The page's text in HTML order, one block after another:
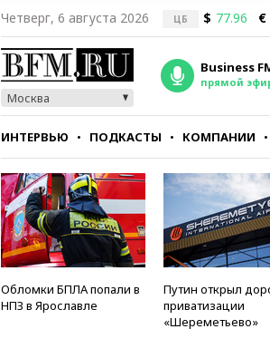
Четверг, 6 августа 2026 ЦБ $ 77.96 €
Москва
Business
прямой
ИНТЕРВЬЮ ПОДКАСТЫ КОМПАНИИ
СТИЛЬ ТЕСТЫ
Обломки БПЛА попали в
НПЗ в Ярославле
Путин открыл
приватизации
«Шереметьево»